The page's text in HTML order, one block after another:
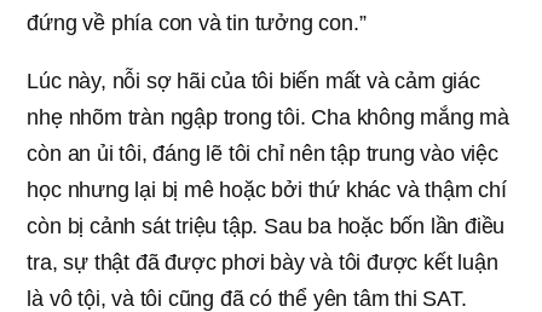
đứng về phía con và tin tưởng con.”
Lúc này, nỗi sợ hãi của tôi biến mất và cảm giác
nhẹ nhõm tràn ngập trong tôi. Cha không mắng mà
còn an ủi tôi, đáng lẽ tôi chỉ nên tập trung vào việc
học nhưng lại bị mê hoặc bởi thứ khác và thậm chí
còn bị cảnh sát triệu tập. Sau ba hoặc bốn lần điều
tra, sự thật đã được phơi bày và tôi được kết luận
là vô tội, và tôi cũng đã có thể yên tâm thi SAT.